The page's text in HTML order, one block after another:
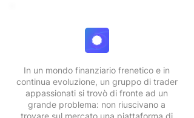
In un mondo finanziario frenetico e in
continua evoluzione, un gruppo di trader
appassionati si trovò di fronte ad un
grande problema: non riuscivano a
trovare sul mercato una piattaforma di